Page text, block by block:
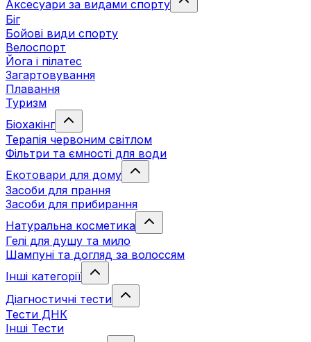
Аксесуари за видами спорту
Біг
Бойові види спорту
Велоспорт
Йога і пілатес
Загартовування
Плавання
Туризм
Біохакінг
Терапія червоним світлом
Фільтри та ємності для води
Екотовари для дому
Засоби для прання
Засоби для прибирання
Натуральна косметика
Гелі для душу та мило
Шампуні та догляд за волоссям
Інші категорії
Діагностичні тести
Тести ДНК
Інші Тести